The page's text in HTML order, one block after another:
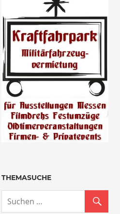
THEMASUCHE